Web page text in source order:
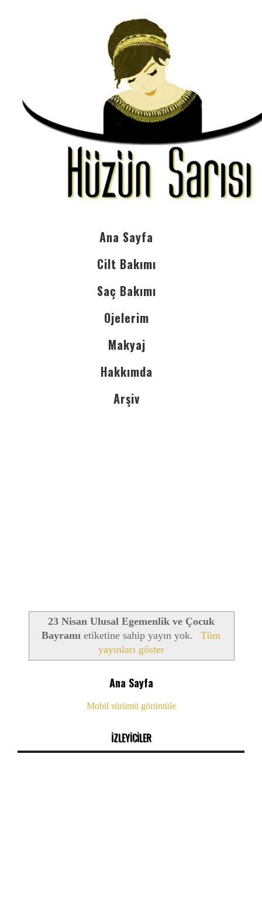
Ana Sayfa
Cilt Bakımı
Saç Bakımı
Ojelerim
Makyaj
Hakkımda
Arşiv
23 Nisan Ulusal Egemenlik ve Çocuk
Bayramı etiketine sahip yayın yok.
Tüm
yayınları göster
Ana Sayfa
Mobil sürümü görüntüle
İZLEYİCİLER